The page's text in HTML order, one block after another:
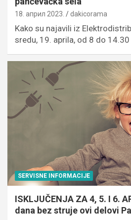
18. април 2023. dakicorama
Kako su najavili iz
sredu, 19. aprila, od 8 do
SERVISNE INFORMACIJE
ISKLJUČENJA ZA 4, 5. I 6.
dana bez struje ovi delovi